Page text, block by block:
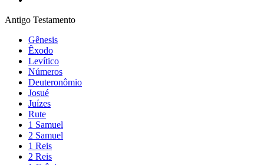
Antigo Testamento
Gênesis
Êxodo
Levítico
Números
Deuteronômio
Josué
Juízes
Rute
1 Samuel
2 Samuel
1 Reis
2 Reis